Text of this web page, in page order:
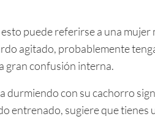
puede referirse a una mujer
agitado, probablemente
gran confusión interna.
durmiendo con su cachorro
entrenado, sugiere que tienes